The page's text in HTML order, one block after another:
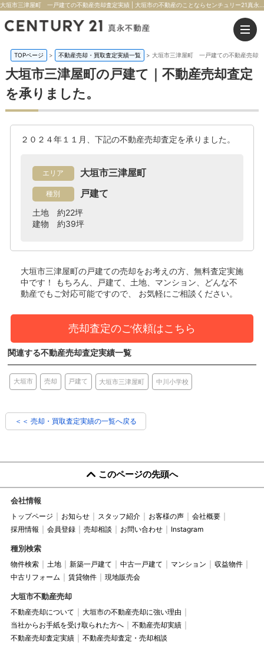
TOPページ > 不動産売却・買取査定実績一覧 > 大垣市三津屋町 一戸建ての不動産売却
大垣市三津屋町の戸建て｜不動産売却査定
を承りました。
２０２４年１１月、下記の不動産売却査定を承りました。
エリア 大垣市三津屋町
種別 戸建て
土地 約22坪
建物 約39坪
大垣市三津屋町の戸建ての売却をお考えの方、無料査定実施
中です！
もちろん、戸建て、土地、マンション、どんな不
動産でもご対応可能ですので、 お気軽にご相談ください。
売却査定のご依頼はこちら
関連する不動産売却査定実績一覧
大垣市 売却 戸建て 大垣市三津屋町 中川小学校
＜＜ 売却・買取査定実績の一覧へ戻る
このページの先頭へ
会社情報
トップページ お知らせ スタッフ紹介 お客様の声
会社概要
採用情報
会員登録 売却相談 お問い合わせ Instagram
種別検索
物件検索 土地 新築一戸建て 中古一戸建て マンション
収益物件
中古リフォーム
賃貸物件 現地販売会
大垣市不動産売却
不動産売却について
大垣市の不動産売却に強い理由
当社からお手紙を受け取られた方へ
不動産売却実績
不動産売却査定実績
不動産売却査定・売却相談